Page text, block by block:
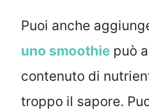
Puoi anche
uno smoothie può
contenuto di
troppo il sapore.